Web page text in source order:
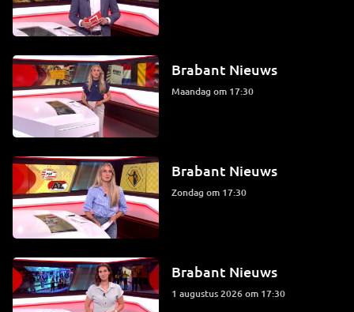
Brabant Nieuws
maandag om 17:30
Brabant Nieuws
zondag om 17:30
Brabant Nieuws
1 augustus 2026 om 17:30